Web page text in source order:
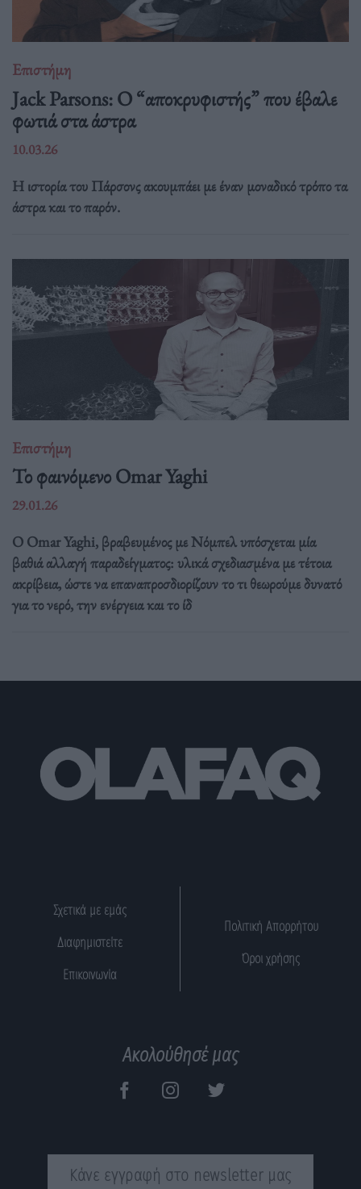
Επιστήμη
Jack Parsons: O “αποκρυφιστής” που έβαλε
φωτιά στα άστρα
10.03.26
Η ιστορία του Πάρσονς ακουμπάει με έναν μοναδικό τρόπο τα
άστρα και το παρόν.
Επιστήμη
Το φαινόμενο Omar Yaghi
29.01.26
Ο Omar Yaghi, βραβευμένος με Νόμπελ υπόσχεται μία
βαθιά αλλαγή παραδείγματος: υλικά σχεδιασμένα με τέτοια
ακρίβεια, ώστε να επαναπροσδιορίζουν το τι θεωρούμε δυνατό
για το νερό, την ενέργεια και το ίδ
Σχετικά με εμάς
Διαφημιστείτε
Επικοινωνία
Πολιτική Απορρήτου
Όροι χρήσης
Ακολούθησέ μας
Κάνε εγγραφή στο newsletter μας